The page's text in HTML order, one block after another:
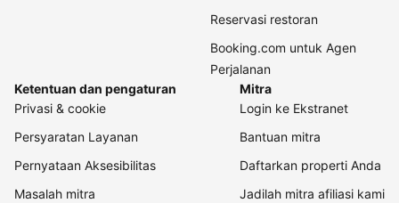
Reservasi restoran
Booking.com untuk Agen
Perjalanan
Ketentuan dan pengaturan
Privasi & cookie
Persyaratan Layanan
Pernyataan Aksesibilitas
Masalah mitra
Mitra
Login ke Ekstranet
Bantuan mitra
Daftarkan properti Anda
Jadilah mitra afiliasi kami